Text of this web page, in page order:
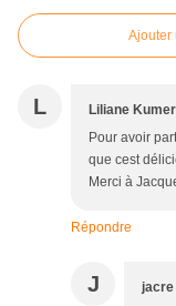
Ajouter
L Liliane Kumer
Pour avoir
que cest
Merci à
Répondre
J jacre